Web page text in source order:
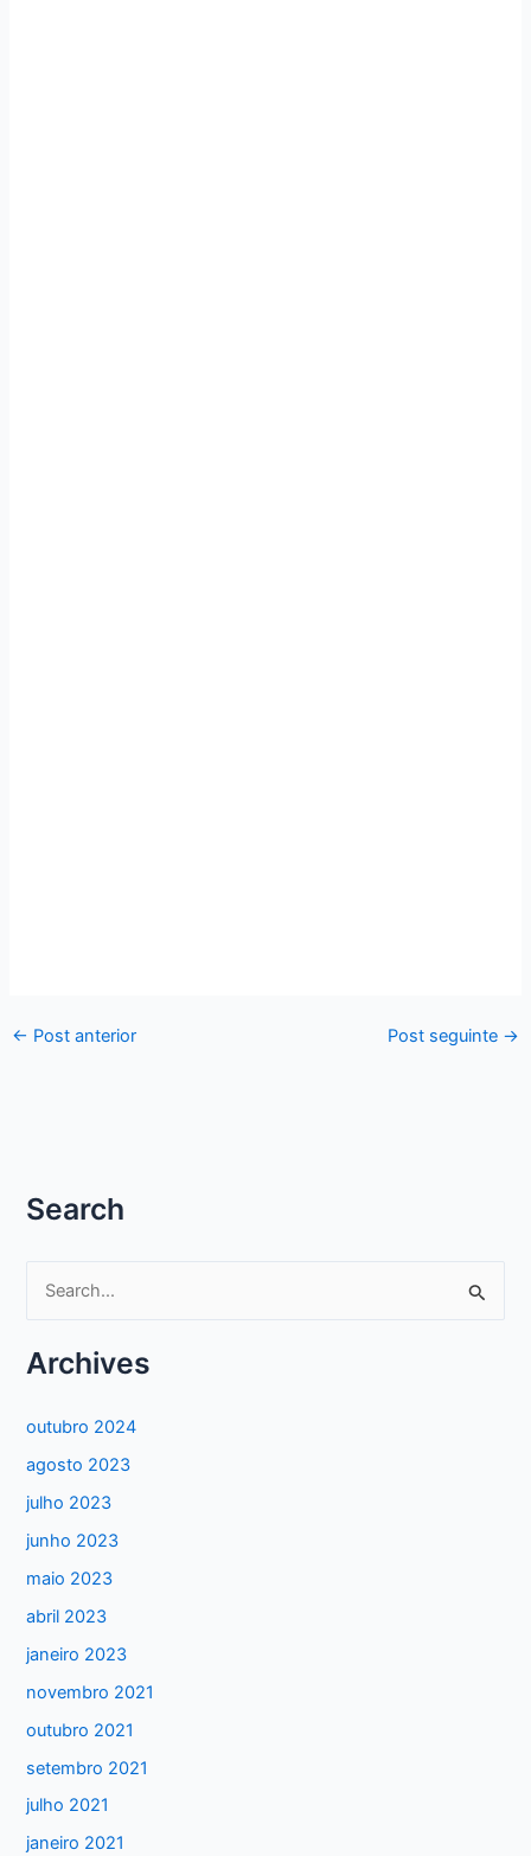
← Post anterior Post seguinte →
Search
q
a
r
p
o
r
:
Archives
outubro 2024
agosto 2023
julho 2023
junho 2023
maio 2023
abril 2023
janeiro 2023
novembro 2021
outubro 2021
setembro 2021
julho 2021
janeiro 2021